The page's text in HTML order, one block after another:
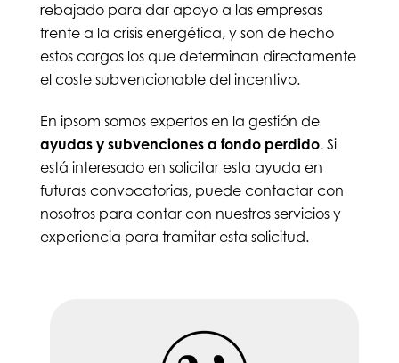
rebajado para dar apoyo a las empresas
frente a la crisis energética, y son de hecho
estos cargos los que determinan directamente
el coste subvencionable del incentivo.
En ipsom somos expertos en la gestión de
ayudas y subvenciones a fondo perdido. Si
está interesado en solicitar esta ayuda en
futuras convocatorias, puede contactar con
nosotros para contar con nuestros servicios y
experiencia para tramitar esta solicitud.